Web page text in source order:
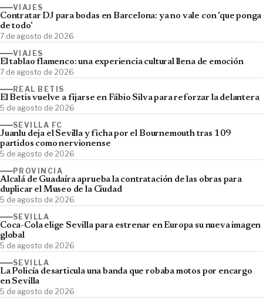
VIAJES
Contratar DJ para bodas en Barcelona: ya no vale con 'que ponga
de todo'
7 de agosto de 2026
VIAJES
El tablao flamenco: una experiencia cultural llena de emoción
7 de agosto de 2026
REAL BETIS
El Betis vuelve a fijarse en Fábio Silva para reforzar la delantera
5 de agosto de 2026
SEVILLA FC
Juanlu deja el Sevilla y ficha por el Bournemouth tras 109
partidos como nervionense
5 de agosto de 2026
PROVINCIA
Alcalá de Guadaíra aprueba la contratación de las obras para
duplicar el Museo de la Ciudad
5 de agosto de 2026
SEVILLA
Coca-Cola elige Sevilla para estrenar en Europa su nueva imagen
global
5 de agosto de 2026
SEVILLA
La Policía desarticula una banda que robaba motos por encargo
en Sevilla
5 de agosto de 2026